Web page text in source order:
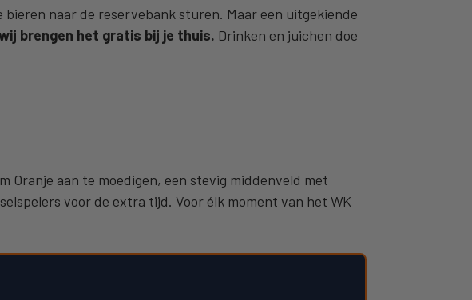
naar de reservebank sturen. Maar een uitgekiende
brengen het gratis bij je thuis. Drinken en juichen doe
Oranje aan te moedigen, een stevig middenveld met
voor de extra tijd. Voor élk moment van het WK